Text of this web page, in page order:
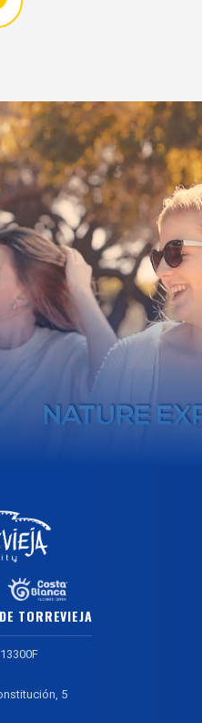
TORREVIEJA
5